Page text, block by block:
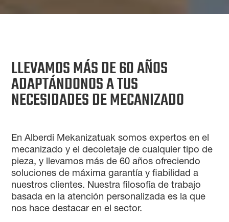
LLEVAMOS MÁS DE 60 AÑOS
ADAPTÁNDONOS A TUS
NECESIDADES DE MECANIZADO
En Alberdi Mekanizatuak somos expertos en el
mecanizado y el decoletaje de cualquier tipo de
pieza, y llevamos más de 60 años ofreciendo
soluciones de máxima garantía y fiabilidad a
nuestros clientes. Nuestra filosofía de trabajo
basada en la atención personalizada es la que
nos hace destacar en el sector.